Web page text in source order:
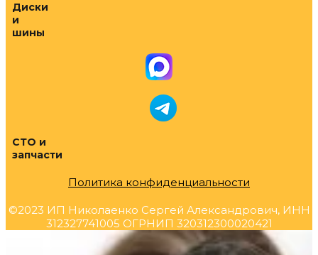
Диски
и
шины
СТО и
запчасти
Политика конфиденциальности
©2023 ИП Николаенко Сергей Александрович, ИНН
312327741005 ОГРНИП 320312300020421